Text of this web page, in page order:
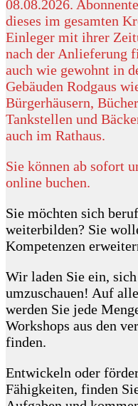
08.08.2026.
dieses im gesamten
Einleger mit ihrer
nach der Anlieferung
auch wie gewohnt in
Gebäuden Rodgaus
Bürgerhäusern,
Tankstellen und
auch im Rathaus.
Sie können ab sofort
online buchen.
Sie möchten sich
weiterbilden? Sie
Kompetenzen
Wir laden Sie ein,
umzuschauen! Auf
werden Sie jede
Workshops aus den
finden.
Entwickeln oder
Fähigkeiten, finden